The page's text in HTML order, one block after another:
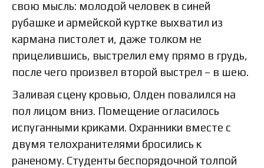
свою мысль: молодой человек в синей
рубашке и армейской куртке выхватил из
кармана пистолет и, даже толком не
прицелившись, выстрелил ему прямо в грудь,
после чего произвел второй выстрел – в шею.
Заливая сцену кровью, Олден повалился на
пол лицом вниз. Помещение огласилось
испуганными криками. Охранники вместе с
двумя телохранителями бросились к
раненому. Студенты беспорядочной толпой